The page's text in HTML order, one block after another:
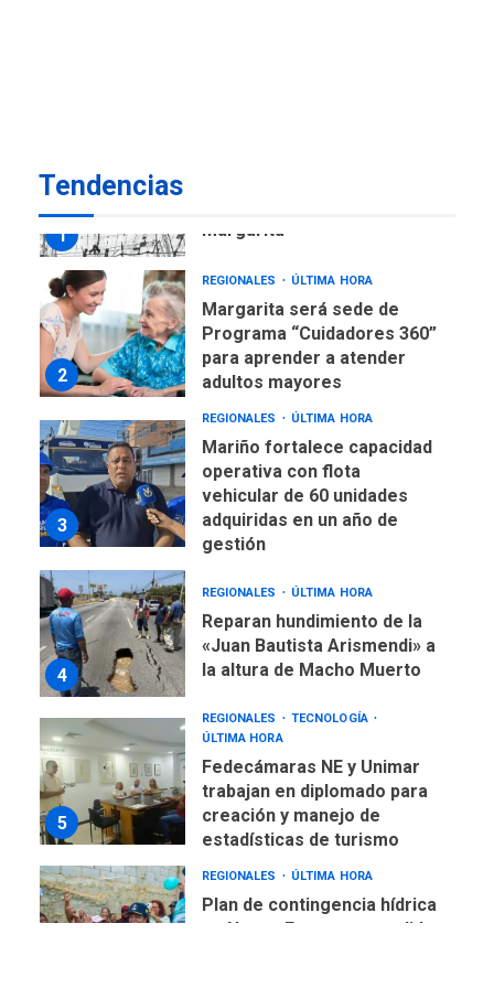
Tendencias
1
Margarita
2
REGIONALES ÚLTIMA HORA
Margarita será sede de
Programa “Cuidadores 360”
para aprender a atender
adultos mayores
3
REGIONALES ÚLTIMA HORA
Mariño fortalece capacidad
operativa con flota
vehicular de 60 unidades
adquiridas en un año de
gestión
4
REGIONALES ÚLTIMA HORA
Reparan hundimiento de la
«Juan Bautista Arismendi» a
la altura de Macho Muerto
5
REGIONALES
TECNOLOGÍA
ÚLTIMA HORA
Fedecámaras NE y Unimar
trabajan en diplomado para
creación y manejo de
estadísticas de turismo
REGIONALES ÚLTIMA HORA
Plan de contingencia hídrica
en Nueva Esparta consolida